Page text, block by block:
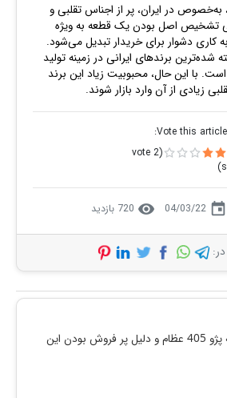
به‌خصوص در ایران، پر از اجناس تقلبی و
تشخیص اصل بودن یک قطعه به‌ ویژه
دشوار برای خریدار تبدیل می‌شود.
شده‌ترین برندهای ایرانی در زمینه تولید
با این حال، محبوبیت زیاد این برند
زیادی از آن وارد بازار شوند.
Vote this article:
(
2
vote
s)
today
04/03/22
visibility 720 بازدید